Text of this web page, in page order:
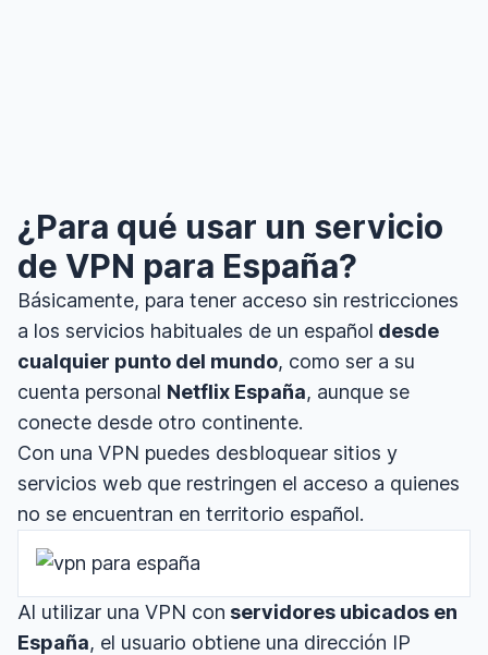
¿Para qué usar un servicio
de VPN para España?
Básicamente, para tener acceso sin restricciones
a los servicios habituales de un español desde
cualquier punto del mundo, como ser a su
cuenta personal Netflix España, aunque se
conecte desde otro continente.
Con una VPN puedes desbloquear sitios y
servicios web que restringen el acceso a quienes
no se encuentran en territorio español.
Al utilizar una VPN con servidores ubicados en
España, el usuario obtiene una dirección IP